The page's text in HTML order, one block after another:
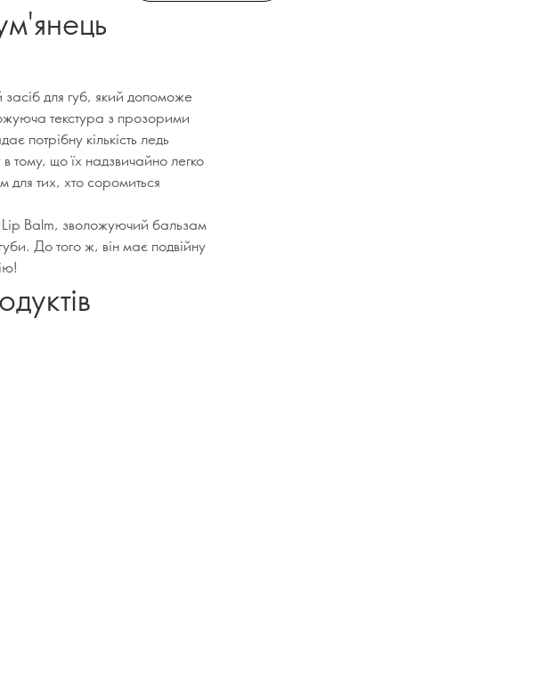
засіб для губ, який допоможе
текстура з прозорими
потрібну кількість ледь
в тому, що їх надзвичайно легко
для тих, хто соромиться
Balm, зволожуючий бальзам
До того ж, він має подвійну